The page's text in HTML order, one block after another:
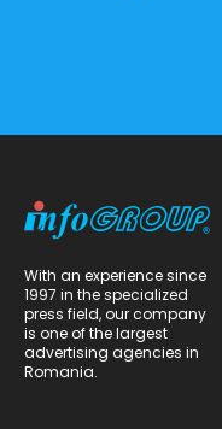
With an experience since
1997 in the specialized
press field, our company
is one of the largest
advertising agencies in
Romania.